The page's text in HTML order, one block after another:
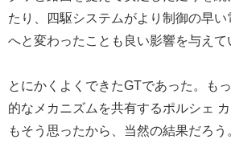
たり、四駆システムがより制御の早
へと変わったことも良い影響を与えて
とにかくよくできたGTであった。も
的なメカニズムを共有するポルシェ
もそう思ったから、当然の結果だろう